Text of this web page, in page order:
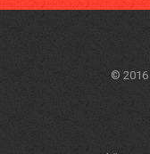
© 2016